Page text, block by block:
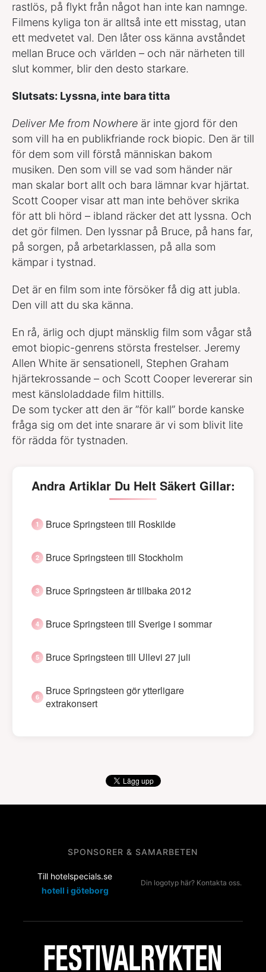
rastlös, på flykt från något han inte kan namnge.
Filmens kyliga ton är alltså inte ett misstag, utan
ett medvetet val. Den låter oss känna avståndet
mellan Bruce och världen – och när närheten till
slut kommer, blir den desto starkare.
Slutsats: Lyssna, inte bara titta
Deliver Me from Nowhere är inte gjord för den
som vill ha en publikfriande rock biopic. Den är till
för dem som vill förstå människan bakom
musiken. Den som vill se vad som händer när
man skalar bort allt och bara lämnar kvar hjärtat.
Scott Cooper visar att man inte behöver skrika
för att bli hörd – ibland räcker det att lyssna. Och
det gör filmen. Den lyssnar på Bruce, på hans far,
på sorgen, på arbetarklassen, på alla som
kämpar i tystnad.
Det är en film som inte försöker få dig att jubla.
Den vill att du ska känna.
En rå, ärlig och djupt mänsklig film som vågar stå
emot biopic-genrens största frestelser. Jeremy
Allen White är sensationell, Stephen Graham
hjärtekrossande – och Scott Cooper levererar sin
mest känsloladdade film hittills.
De som tycker att den är ”för kall” borde kanske
fråga sig om det inte snarare är vi som blivit lite
för rädda för tystnaden.
Andra Artiklar Du Helt Säkert Gillar:
Bruce Springsteen till Roskilde
Bruce Springsteen till Stockholm
Bruce Springsteen är tillbaka 2012
Bruce Springsteen till Sverige i sommar
Bruce Springsteen till Ullevi 27 juli
Bruce Springsteen gör ytterligare
extrakonsert
SPONSORER & SAMARBETEN
Till hotelspecials.se
hotell i göteborg
Din logotyp här? Kontakta oss.